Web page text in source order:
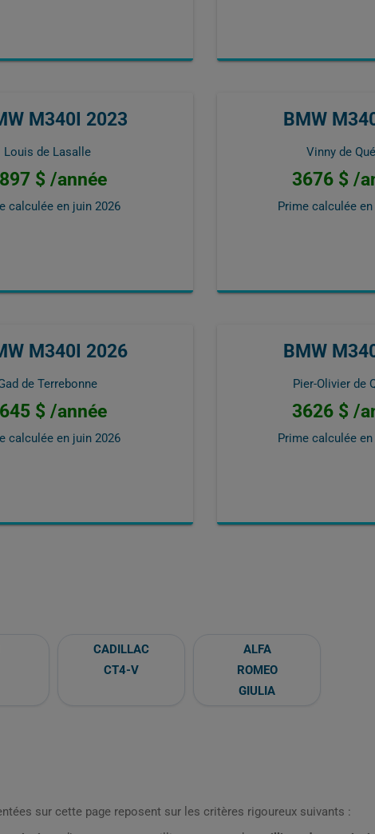
M340I 2023
Louis de Lasalle
$ /année
calculée en juin 2026
BMW
Vinny de
3676 $ /
Prime calculée en
M340I 2026
de Terrebonne
$ /année
calculée en juin 2026
BMW
Pier-Olivier de
3626 $ /
Prime calculée en
CADILLAC
CT4-V
ALFA
ROMEO
GIULIA
sur cette page reposent sur les critères rigoureux suivants :